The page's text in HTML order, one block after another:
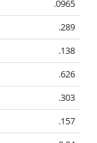
.0965
.289
.138
.626
.303
.157